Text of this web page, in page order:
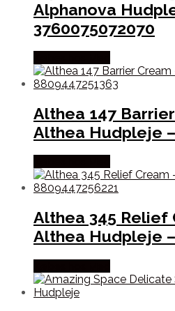
Alphanova
3760075072070
Althea 147
Althea Hudpleje
Althea 345 Relief
Althea Hudpleje